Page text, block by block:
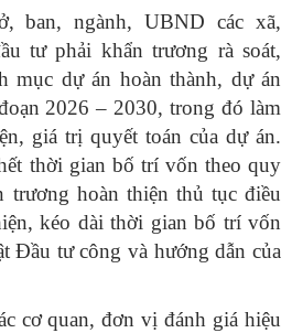
ban, ngành, UBND các xã,
tư phải khẩn trương rà soát,
mục dự án hoàn thành, dự án
2026 – 2030, trong đó làm
giá trị quyết toán của dự án.
thời gian bố trí vốn theo quy
trương hoàn thiện thủ tục điều
kéo dài thời gian bố trí vốn
Đầu tư công và hướng dẫn của
cơ quan, đơn vị đánh giá hiệu